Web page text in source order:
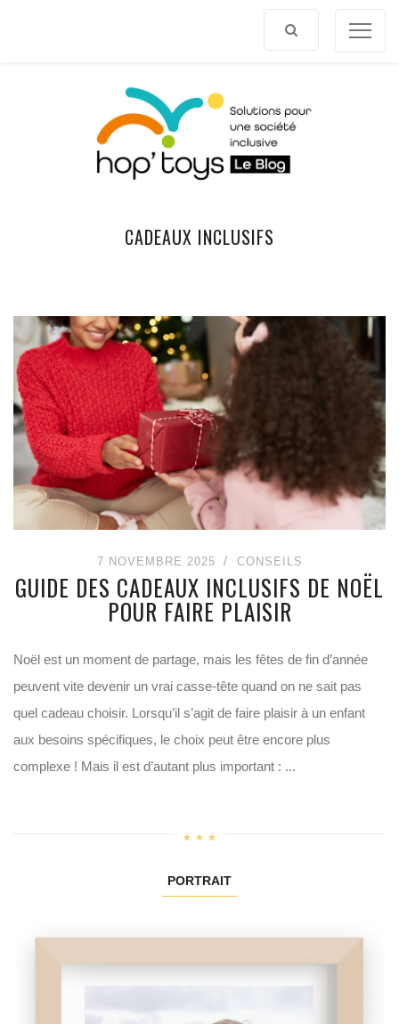
CADEAUX INCLUSIFS
7 NOVEMBRE 2025 CONSEILS
GUIDE DES CADEAUX INCLUSIFS DE NOËL
POUR FAIRE PLAISIR
Noël est un moment de partage, mais les fêtes de fin d’année
peuvent vite devenir un vrai casse-tête quand on ne sait pas
quel cadeau choisir. Lorsqu’il s’agit de faire plaisir à un enfant
aux besoins spécifiques, le choix peut être encore plus
complexe ! Mais il est d’autant plus important : ...
PORTRAIT